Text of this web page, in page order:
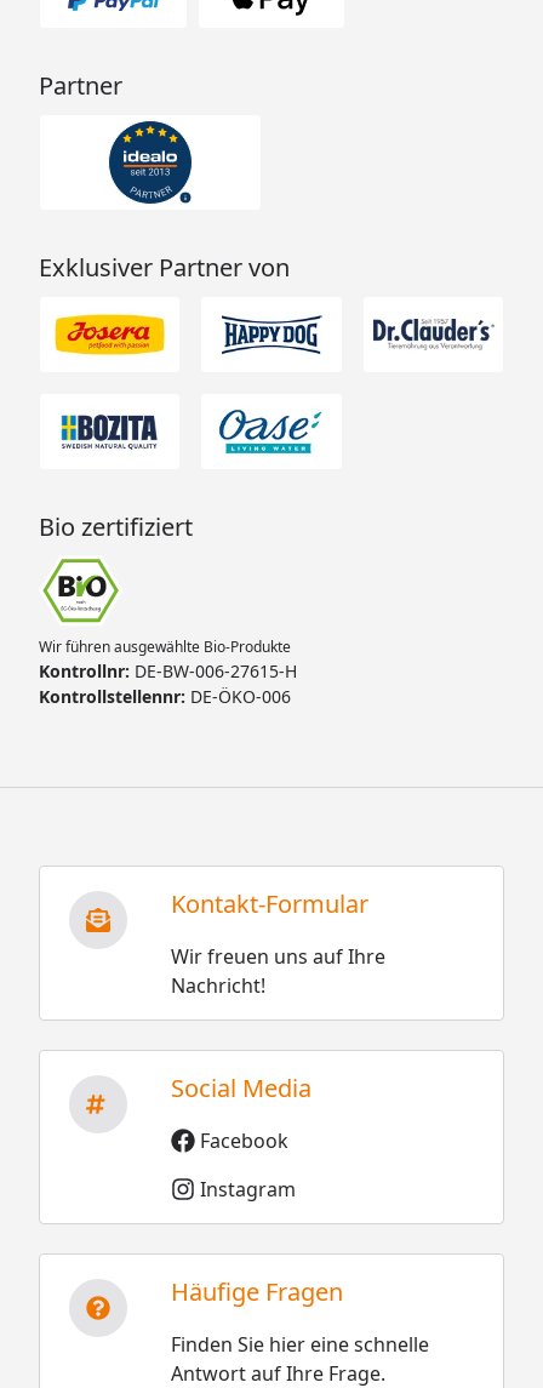
Partner
Exklusiver Partner von
Bio zertifiziert
Wir führen ausgewählte Bio-Produkte
Kontrollnr: DE-BW-006-27615-H
Kontrollstellennr: DE-ÖKO-006
Kontakt-Formular
Wir freuen uns auf Ihre
Nachricht!
Social Media
Facebook
Instagram
Häufige Fragen
Finden Sie hier eine schnelle
Antwort auf Ihre Frage.